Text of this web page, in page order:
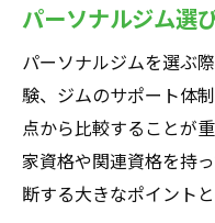
較
グループトレ
る方法
ジムが続かない不
パーソナルジ
パーソナルジム選
パーソナルジムを選ぶ
験、ジムのサポート体
点から比較することが
家資格や関連資格を持
断する大きなポイントと